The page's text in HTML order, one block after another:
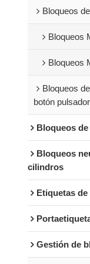
Bloqueos
Bloqueos
Bloqueos
Bloqueos
botón pulsador
Bloqueos de
Bloqueos
cilindros
Etiquetas
Gestión de